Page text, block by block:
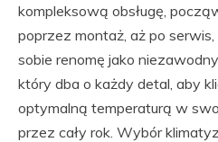
kompleksową obsługę,
poprzez montaż, aż po
sobie renomę jako
który dba o każdy detal, aby
optymalną temperaturą w
przez cały rok. Wybór